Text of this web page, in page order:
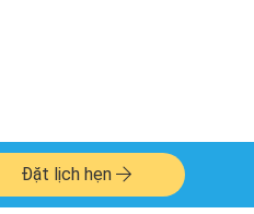
Đặt lịch hẹn